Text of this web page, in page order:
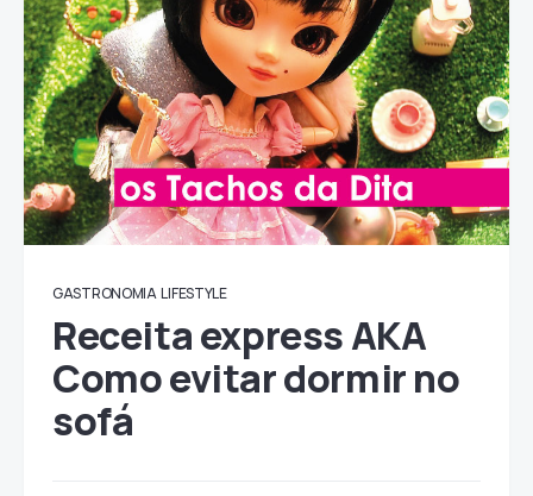
GASTRONOMIA LIFESTYLE
Receita express AKA
Como evitar dormir no
sofá